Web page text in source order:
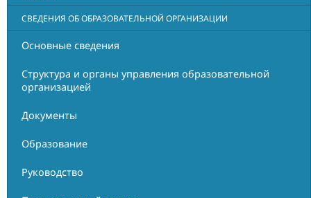
СВЕДЕНИЯ ОБ ОБРАЗОВАТЕЛЬНОЙ ОРГАНИЗАЦИИ
Основные сведения
Структура и органы управления образовательной
организацией
Документы
Образование
Руководство